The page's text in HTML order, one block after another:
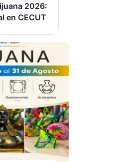
2026:
en CECUT